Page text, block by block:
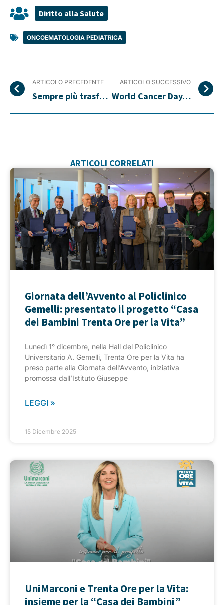
Diritto alla Salute
ONCOEMATOLOGIA PEDIATRICA
ARTICOLO PRECEDENTE
Sempre più trasferte per i malati oncologici
ARTICOLO SUCCESSIVO
World Cancer Day, la sfida che non dobbiamo perdere
ARTICOLI CORRELATI
Giornata dell’Avvento al Policlinico
Gemelli: presentato il progetto “Casa
dei Bambini Trenta Ore per la Vita”
Lunedì 1° dicembre, nella Hall del Policlinico
Universitario A. Gemelli, Trenta Ore per la Vita ha
preso parte alla Giornata dell’Avvento, iniziativa
promossa dall’Istituto Giuseppe
LEGGI »
15 Dicembre 2025
UniMarconi e Trenta Ore per la Vita:
insieme per la “Casa dei Bambini”